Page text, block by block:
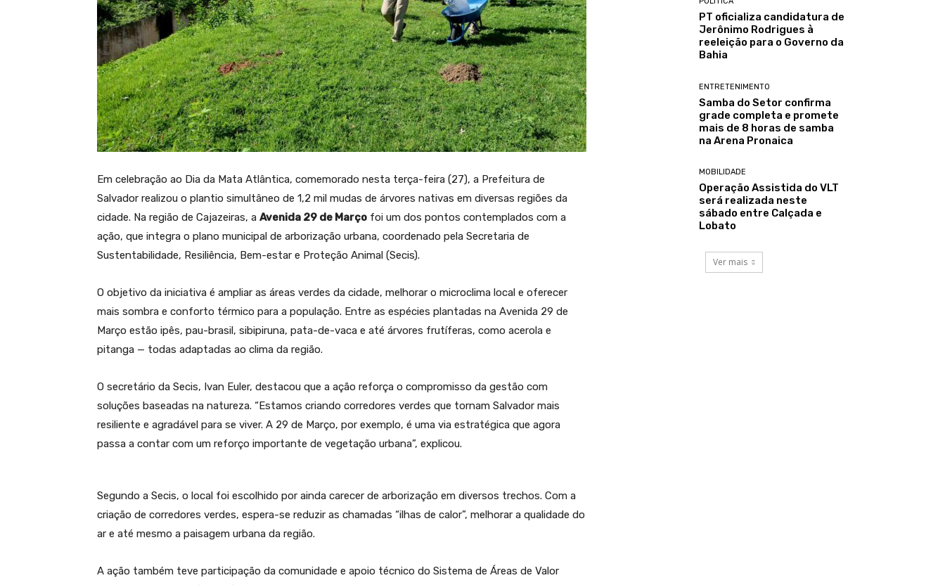
Em celebração ao Dia da Mata Atlântica, comemorado nesta terça-feira (27), a Prefeitura de
Salvador realizou o plantio simultâneo de 1,2 mil mudas de árvores nativas em diversas regiões da
cidade. Na região de Cajazeiras, a Avenida 29 de Março foi um dos pontos contemplados com a
ação, que integra o plano municipal de arborização urbana, coordenado pela Secretaria de
Sustentabilidade, Resiliência, Bem-estar e Proteção Animal (Secis).
O objetivo da iniciativa é ampliar as áreas verdes da cidade, melhorar o microclima local e oferecer
mais sombra e conforto térmico para a população. Entre as espécies plantadas na Avenida 29 de
Março estão ipês, pau-brasil, sibipiruna, pata-de-vaca e até árvores frutíferas, como acerola e
pitanga — todas adaptadas ao clima da região.
O secretário da Secis, Ivan Euler, destacou que a ação reforça o compromisso da gestão com
soluções baseadas na natureza. “Estamos criando corredores verdes que tornam Salvador mais
resiliente e agradável para se viver. A 29 de Março, por exemplo, é uma via estratégica que agora
passa a contar com um reforço importante de vegetação urbana”, explicou.
Segundo a Secis, o local foi escolhido por ainda carecer de arborização em diversos trechos. Com a
criação de corredores verdes, espera-se reduzir as chamadas “ilhas de calor”, melhorar a qualidade do
ar e até mesmo a paisagem urbana da região.
A ação também teve participação da comunidade e apoio técnico do Sistema de Áreas de Valor
PT oficializa candidatura de
Jerônimo Rodrigues à
reeleição para o Governo da
Bahia
ENTRETENIMENTO
Samba do Setor confirma
grade completa e promete
mais de 8 horas de samba
na Arena Pronaica
MOBILIDADE
Operação Assistida do VLT
será realizada neste
sábado entre Calçada e
Lobato
Ver mais